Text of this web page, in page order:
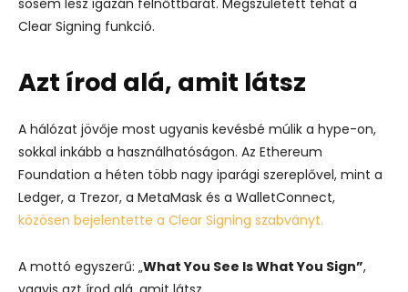
Clear Signing funkció.
Azt írod alá, amit látsz
A hálózat jövője most ugyanis kevésbé múlik a hype-on,
sokkal inkább a használhatóságon. Az Ethereum
Foundation a héten több nagy iparági szereplővel, mint a
Ledger, a Trezor, a MetaMask és a WalletConnect,
közösen bejelentette a Clear Signing szabványt.
A mottó egyszerű: „What You See Is What You Sign”,